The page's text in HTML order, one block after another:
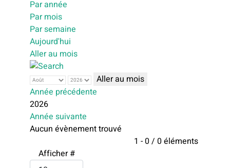
Par année
Par mois
Par semaine
Aujourd'hui
Aller au mois
Aller au mois
Année précédente
2026
Année suivante
Aucun évènement trouvé
1 - 0 / 0 éléments
Afficher #